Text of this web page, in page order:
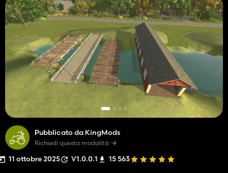
Pubblicato da KingMods
Richiedi questa modalità
11 ottobre 2025 V1.0.0.1 15 563